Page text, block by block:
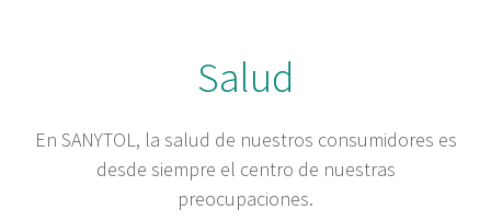
Salud
En SANYTOL, la salud de nuestros consumidores es
desde siempre el centro de nuestras
preocupaciones.